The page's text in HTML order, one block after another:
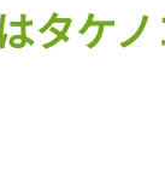
タケ